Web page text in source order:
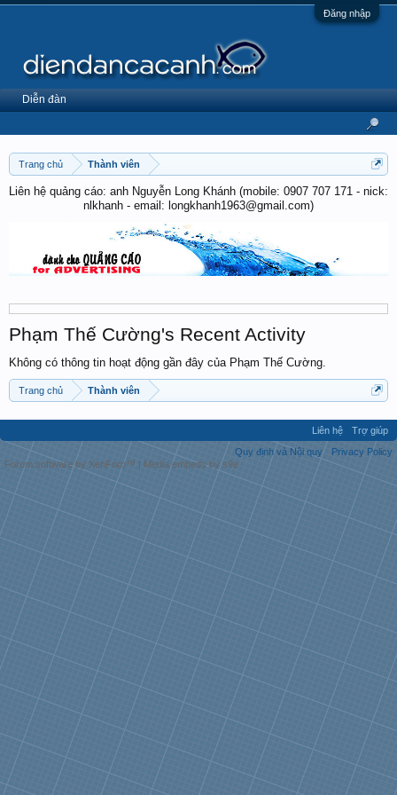
Đăng nhập
Trang chủ Thành viên
Liên hệ quảng cáo: anh Nguyễn Long Khánh (mobile: 0907 707 171 - nick:
nlkhanh - email: longkhanh1963@gmail.com)
Phạm Thế Cường's Recent Activity
Không có thông tin hoạt động gần đây của Phạm Thế Cường.
Trang chủ Thành viên
Diễn đàn
Liên hệ
Trợ giúp
Quy định và Nội quy
Privacy Policy
Forum software by XenForo™ | Media embeds by s9e